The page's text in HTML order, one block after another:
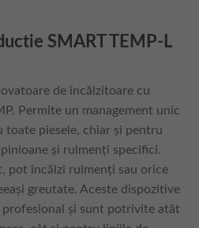
SMART TEMP-L
de încălzitoare cu
Permite un management unic
piesele, chiar și pentru
și rulmenți specifici.
pot încălzi rulmenți sau orice
greutate. Aceste dispozitive
și sunt potrivite atât